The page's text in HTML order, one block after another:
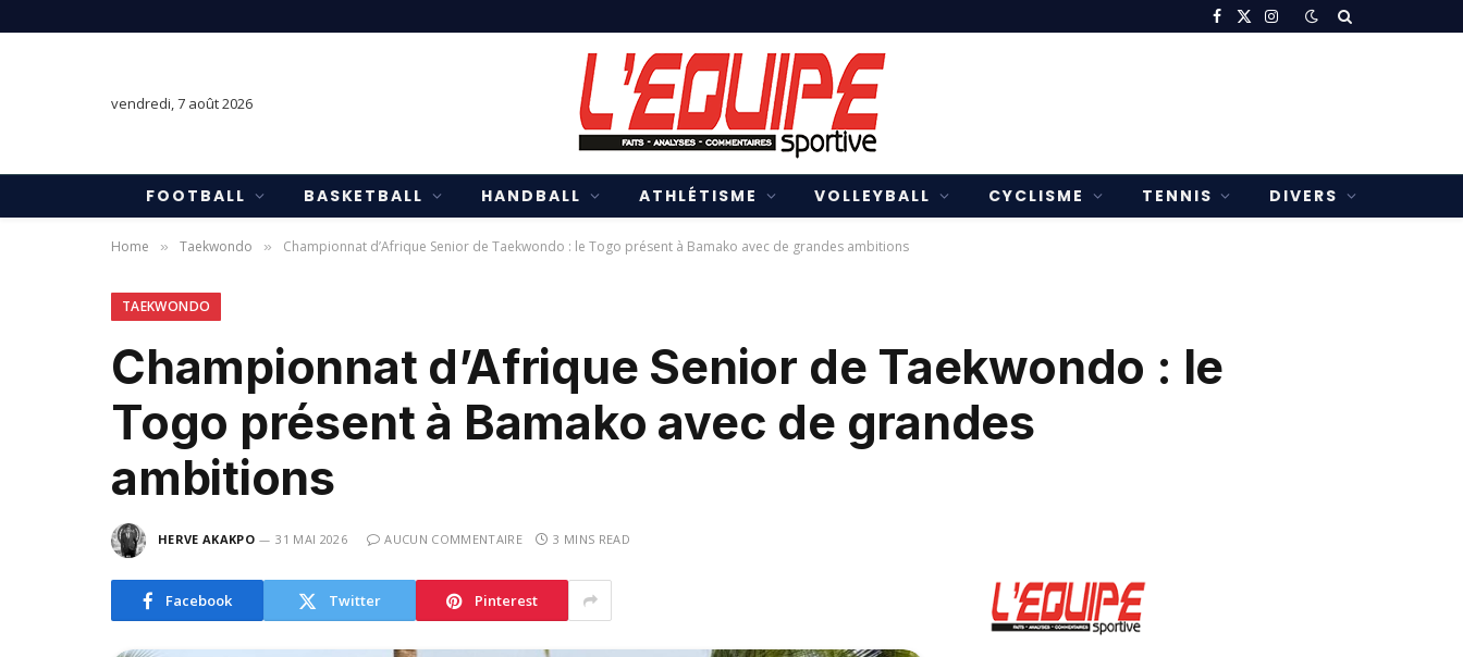
Facebook
X
Instagram
vendredi, 7 août 2026
FOOTBALL BASKETBALL HANDBALL ATHLÉTISME VOLLEYBALL CYCLISME TENNIS DIVERS
Home » Taekwondo » Championnat d’Afrique Senior de Taekwondo : le Togo présent à Bamako avec de grandes ambitions
TAEKWONDO
Championnat d’Afrique Senior de Taekwondo : le
Togo présent à Bamako avec de grandes
ambitions
HERVE AKAKPO 31 MAI 2026 AUCUN COMMENTAIRE 3 MINS READ
Facebook Twitter Pinterest